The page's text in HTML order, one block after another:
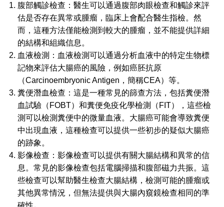
腹部觸診檢查：醫生可以通過腹部肉眼檢查和觸診來評
估是否存在異常或腫瘤，臨床上會配合醫生指檢。然
而，這種方法僅能檢測到較大的腫瘤，並不能提供詳細
的結構和組織信息。
血液檢測：血液檢測可以通過分析血液中的特定生物標
記物來評估大腸癌的風險，例如癌胚抗原
（Carcinoembryonic Antigen，簡稱CEA）等。
糞便潛血檢查：這是一種常見的篩查方法，包括糞便潛
血試驗（FOBT）和糞便免疫化學檢測（FIT），這些檢
測可以檢測糞便中的微量血液。大腸癌可能會導致糞便
中出現血液，這種檢查可以提供一些初步的疑似大腸癌
的跡象。
影像檢查：影像檢查可以提供有關大腸結構和異常的信
息。常見的影像檢查包括電腦掃描和腹部磁力共振。這
些檢查可以幫助醫生檢查大腸結構，檢測可能的腫瘤或
其他異常情況，但無法提供與大腸內窺鏡檢查相同的準
確性。